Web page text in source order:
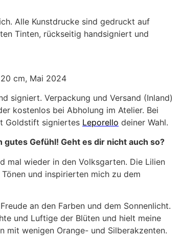
Alle Kunstdrucke sind gedruckt auf
Tinten, rückseitig handsigniert und
cm, Mai 2024
signiert. Verpackung und Versand (Inland)
kostenlos bei Abholung im Atelier. Bei
Goldstift signiertes Leporello deiner Wahl.
Gefühl! Geht es dir nicht auch so?
mal wieder in den Volksgarten. Die Lilien
und inspirierten mich zu dem
an den Farben und dem Sonnenlicht.
und Luftige der Blüten und hielt meine
mit wenigen Orange- und Silberakzenten.